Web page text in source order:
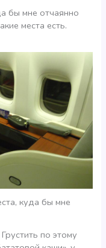
бы мне отчаянно
места есть.
куда бы мне
по этому